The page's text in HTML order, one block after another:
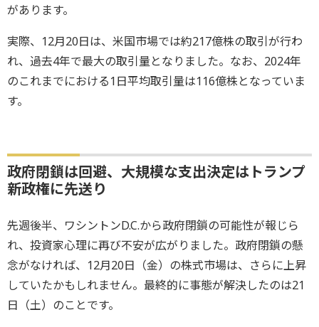
があります。
実際、12月20日は、米国市場では約217億株の取引が行わ
れ、過去4年で最大の取引量となりました。なお、2024年
のこれまでにおける1日平均取引量は116億株となっていま
す。
政府閉鎖は回避、大規模な支出決定はトランプ
新政権に先送り
先週後半、ワシントンD.C.から政府閉鎖の可能性が報じら
れ、投資家心理に再び不安が広がりました。政府閉鎖の懸
念がなければ、12月20日（金）の株式市場は、さらに上昇
していたかもしれません。最終的に事態が解決したのは21
日（土）のことです。